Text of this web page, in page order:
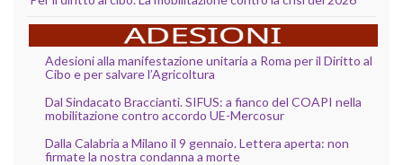
Adesioni alla manifestazione unitaria a Roma per il Diritto al
Cibo e per salvare l’Agricoltura
Dal Sindacato Braccianti. SIFUS: a fianco del COAPI nella
mobilitazione contro accordo UE-Mercosur
Dalla Calabria a Milano il 9 gennaio. Lettera aperta: non
firmate la nostra condanna a morte